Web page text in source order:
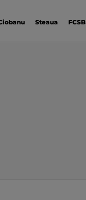
Steaua FCSB